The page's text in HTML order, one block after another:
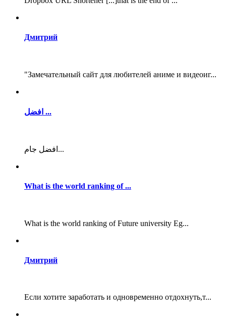
Дмитрий
"Замечательный сайт для любителей аниме и видеоиг...
افضل ...
افضل جام...
What is the world ranking of ...
What is the world ranking of Future university Eg...
Дмитрий
Если хотите заработать и одновременно отдохнуть,т...